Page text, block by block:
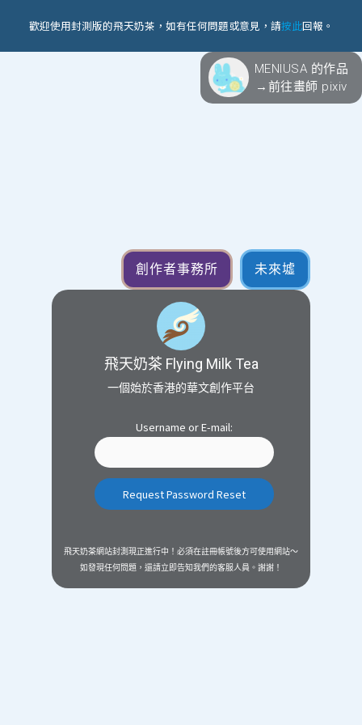
歡迎使用封測版的飛天奶茶，如有任何問題或意見，請按此回報。
MENIUSA 的作品
→前往畫師 pixiv
創作者事務所 未來墟
飛天奶茶 Flying Milk Tea
一個始於香港的華文創作平台
Username or E-mail:
飛天奶茶網站封測現正進行中！必須在註冊帳號後方可使用網站～
如發現任何問題，還請立即告知我們的客服人員。謝謝！